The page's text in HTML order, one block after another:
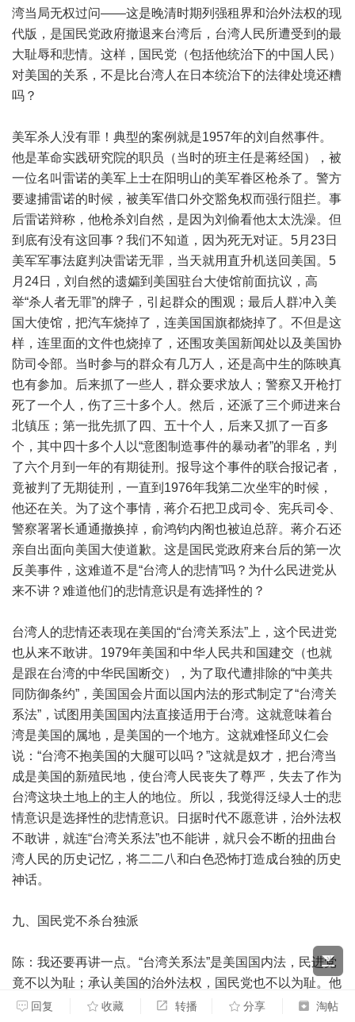
湾当局无权过问——这是晚清时期列强租界和治外法权的现
代版，是国民党政府撤退来台湾后，台湾人民所遭受到的最
大耻辱和悲情。这样，国民党（包括他统治下的中国人民）
对美国的关系，不是比台湾人在日本统治下的法律处境还糟
吗？
美军杀人没有罪！典型的案例就是1957年的刘自然事件。
他是革命实践研究院的职员（当时的班主任是蒋经国），被
一位名叫雷诺的美军上士在阳明山的美军眷区枪杀了。警方
要逮捕雷诺的时候，被美军借口外交豁免权而强行阻拦。事
后雷诺辩称，他枪杀刘自然，是因为刘偷看他太太洗澡。但
到底有没有这回事？我们不知道，因为死无对证。5月23日
美军军事法庭判决雷诺无罪，当天就用直升机送回美国。5
月24日，刘自然的遗孀到美国驻台大使馆前面抗议，高
举“杀人者无罪”的牌子，引起群众的围观；最后人群冲入美
国大使馆，把汽车烧掉了，连美国国旗都烧掉了。不但是这
样，连里面的文件也烧掉了，还围攻美国新闻处以及美国协
防司令部。当时参与的群众有几万人，还是高中生的陈映真
也有参加。后来抓了一些人，群众要求放人；警察又开枪打
死了一个人，伤了三十多个人。然后，还派了三个师进来台
北镇压；第一批先抓了四、五十个人，后来又抓了一百多
个，其中四十多个人以“意图制造事件的暴动者”的罪名，判
了六个月到一年的有期徒刑。报导这个事件的联合报记者，
竟被判了无期徒刑，一直到1976年我第二次坐牢的时候，
他还在关。为了这个事情，蒋介石把卫戍司令、宪兵司令、
警察署署长通通撤换掉，俞鸿钧内阁也被迫总辞。蒋介石还
亲自出面向美国大使道歉。这是国民党政府来台后的第一次
反美事件，这难道不是“台湾人的悲情”吗？为什么民进党从
来不讲？难道他们的悲情意识是有选择性的？
台湾人的悲情还表现在美国的“台湾关系法”上，这个民进党
也从来不敢讲。1979年美国和中华人民共和国建交（也就
是跟在台湾的中华民国断交），为了取代遭排除的“中美共
同防御条约”，美国国会片面以国内法的形式制定了“台湾关
系法”，试图用美国国内法直接适用于台湾。这就意味着台
湾是美国的属地，是美国的一个地方。这就难怪邱义仁会
说：“台湾不抱美国的大腿可以吗？”这就是奴才，把台湾当
成是美国的新殖民地，使台湾人民丧失了尊严，失去了作为
台湾这块土地上的主人的地位。所以，我觉得泛绿人士的悲
情意识是选择性的悲情意识。日据时代不愿意讲，治外法权
不敢讲，就连“台湾关系法”也不能讲，就只会不断的扭曲台
湾人民的历史记忆，将二二八和白色恐怖打造成台独的历史
神话。
九、国民党不杀台独派
陈：我还要再讲一点。“台湾关系法”是美国国内法，民进党
竟不以为耻；承认美国的治外法权，国民党也不以为耻。他
们都是一样的，不必“龟笑鳖无尾”，一样都是美国的奴才。
回复 收藏 转播 分享 淘帖